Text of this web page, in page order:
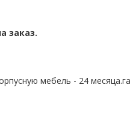
заказ.
мебель - 24